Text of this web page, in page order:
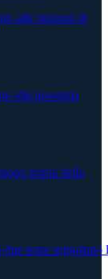
alle riunioni di
alla prossima
prima della
team segnalano